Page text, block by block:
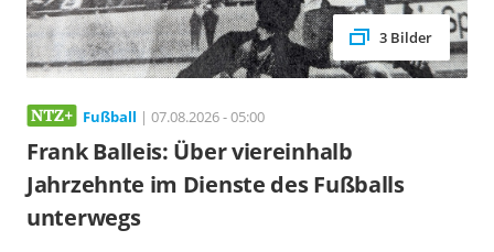
3 Bilder
Fußball | 07.08.2026 - 05:00
Frank Balleis: Über viereinhalb
Jahrzehnte im Dienste des Fußballs
unterwegs